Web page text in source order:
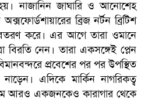
সাধারণ সম্পাদকের পদত্যাগ
নাজানিন জাঘারি ও আনোশেহ
ব্রিজ নর্টন ব্রিটিশ
করে। এর আগে তারা ওমানে
বিরতি নেন। তারা একসঙ্গেই প্লেন
প্রবেশের পর পর উপস্থিত
এদিকে মার্কিন নাগরিকত্ব
আরও একজনকেও কারাগার থেকে